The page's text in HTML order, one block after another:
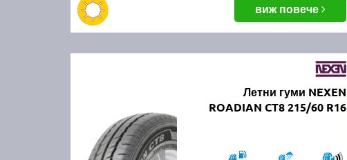
виж повече
Летни гуми NEXEN
ROADIAN CT8 215/60 R16